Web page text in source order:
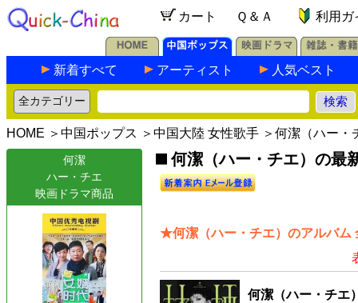
カート Ｑ＆Ａ 利用ガ
新着すべて アーティスト 人気ベスト
HOME ＞ 中国ポップス ＞ 中国大陸 女性歌手 ＞何潔（ハー・
何潔
ハー・チエ
映画ドラマ商品
何潔（ハー・チエ）の最
★何潔（ハー・チエ）のアルバム
何潔（ハー・チエ